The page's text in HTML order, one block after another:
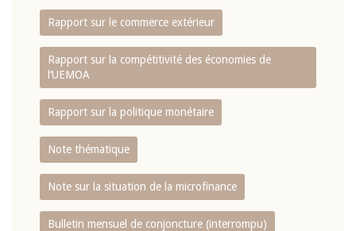
Rapport sur le commerce extérieur
Rapport sur la compétitivité des économies de
l‘UEMOA
Rapport sur la politique monétaire
Note thématique
Note sur la situation de la microfinance
Bulletin mensuel de conjoncture (interrompu)